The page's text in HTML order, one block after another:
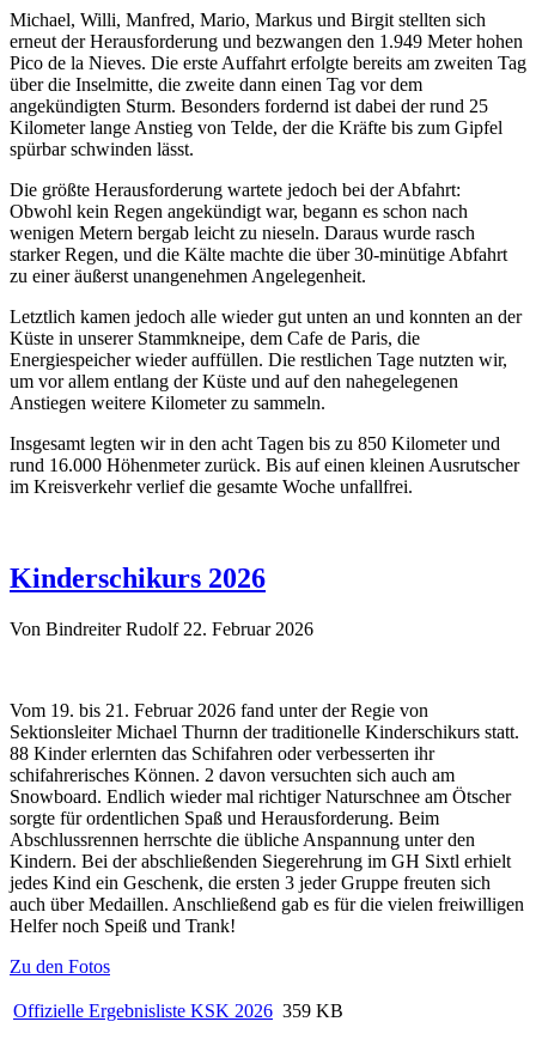
Michael, Willi, Manfred, Mario, Markus und Birgit stellten sich
erneut der Herausforderung und bezwangen den 1.949 Meter hohen
Pico de la Nieves. Die erste Auffahrt erfolgte bereits am zweiten Tag
über die Inselmitte, die zweite dann einen Tag vor dem
angekündigten Sturm. Besonders fordernd ist dabei der rund 25
Kilometer lange Anstieg von Telde, der die Kräfte bis zum Gipfel
spürbar schwinden lässt.
Die größte Herausforderung wartete jedoch bei der Abfahrt:
Obwohl kein Regen angekündigt war, begann es schon nach
wenigen Metern bergab leicht zu nieseln. Daraus wurde rasch
starker Regen, und die Kälte machte die über 30-minütige Abfahrt
zu einer äußerst unangenehmen Angelegenheit.
Letztlich kamen jedoch alle wieder gut unten an und konnten an der
Küste in unserer Stammkneipe, dem Cafe de Paris, die
Energiespeicher wieder auffüllen. Die restlichen Tage nutzten wir,
um vor allem entlang der Küste und auf den nahegelegenen
Anstiegen weitere Kilometer zu sammeln.
Insgesamt legten wir in den acht Tagen bis zu 850 Kilometer und
rund 16.000 Höhenmeter zurück. Bis auf einen kleinen Ausrutscher
im Kreisverkehr verlief die gesamte Woche unfallfrei.
Kinderschikurs 2026
Von Bindreiter Rudolf 22. Februar 2026
Vom 19. bis 21. Februar 2026 fand unter der Regie von
Sektionsleiter Michael Thurnn der traditionelle Kinderschikurs statt.
88 Kinder erlernten das Schifahren oder verbesserten ihr
schifahrerisches Können. 2 davon versuchten sich auch am
Snowboard. Endlich wieder mal richtiger Naturschnee am Ötscher
sorgte für ordentlichen Spaß und Herausforderung. Beim
Abschlussrennen herrschte die übliche Anspannung unter den
Kindern. Bei der abschließenden Siegerehrung im GH Sixtl erhielt
jedes Kind ein Geschenk, die ersten 3 jeder Gruppe freuten sich
auch über Medaillen. Anschließend gab es für die vielen freiwilligen
Helfer noch Speiß und Trank!
Zu den Fotos
Offizielle Ergebnisliste KSK 2026 359 KB